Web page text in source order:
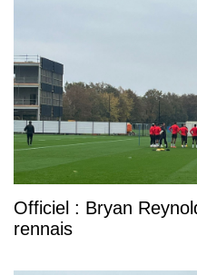
Officiel : Bryan
rennais